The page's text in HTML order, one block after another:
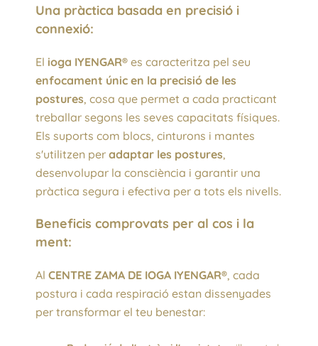
Una pràctica basada en precisió i
connexió:
El ioga IYENGAR® es caracteritza pel seu
enfocament únic en la precisió de les
postures, cosa que permet a cada practicant
treballar segons les seves capacitats físiques.
Els suports com blocs, cinturons i mantes
s'utilitzen per adaptar les postures,
desenvolupar la consciència i garantir una
pràctica segura i efectiva per a tots els nivells.
Beneficis comprovats per al cos i la
ment:
Al CENTRE ZAMA DE IOGA IYENGAR®, cada
postura i cada respiració estan dissenyades
per transformar el teu benestar: